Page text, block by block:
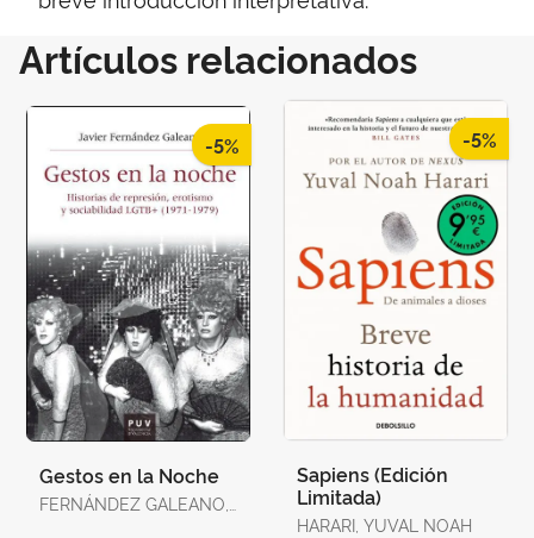
Artículos relacionados
-5%
Gestos en la Noche
FERNÁNDEZ GALEANO,
-5%
Sapiens (Edición
Limitada)
HARARI, YUVAL NOAH